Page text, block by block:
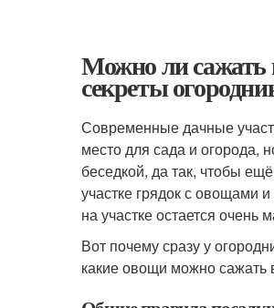
Можно ли сажать
секреты
Современные дачные
место для сада и огорода,
беседкой, да так, чтобы
участке грядок с овощами
на участке остается очень
Вот почему сразу у
какие овощи можно сажать